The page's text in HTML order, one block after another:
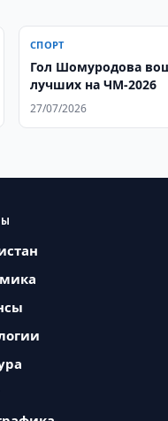
СПОРТ
Гол Шомуродова
лучших на ЧМ-2026
27/07/2026